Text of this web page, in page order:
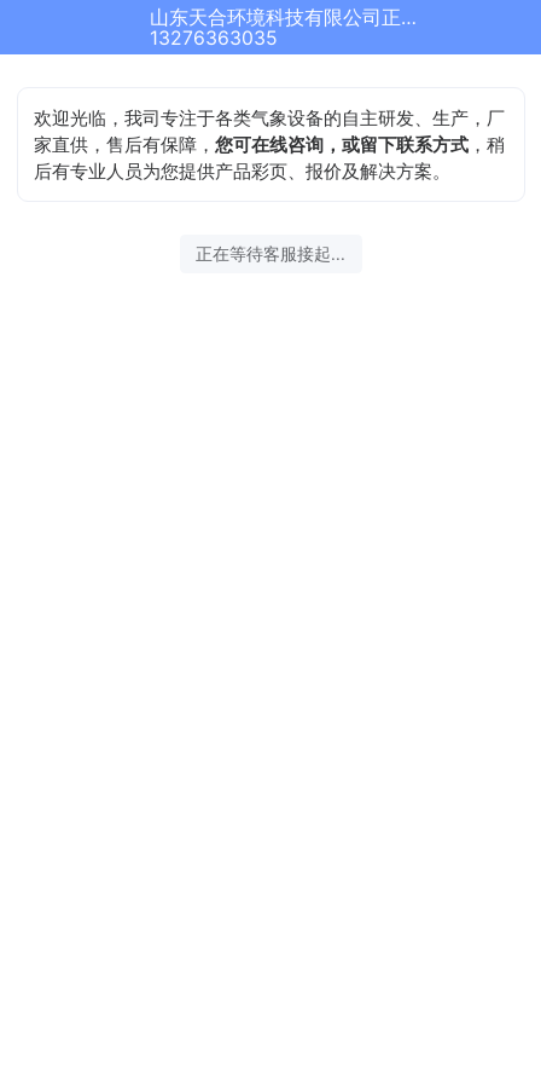
山东天合环境科技有限公司正在为您服务
13276363035
欢迎光临，我司专注于各类气象设备的自主研发、生产，厂
家直供，售后有保障，您可在线咨询，或留下联系方式 ，稍
后有专业人员为您提供产品彩页、报价及解决方案。
正在等待客服接起...